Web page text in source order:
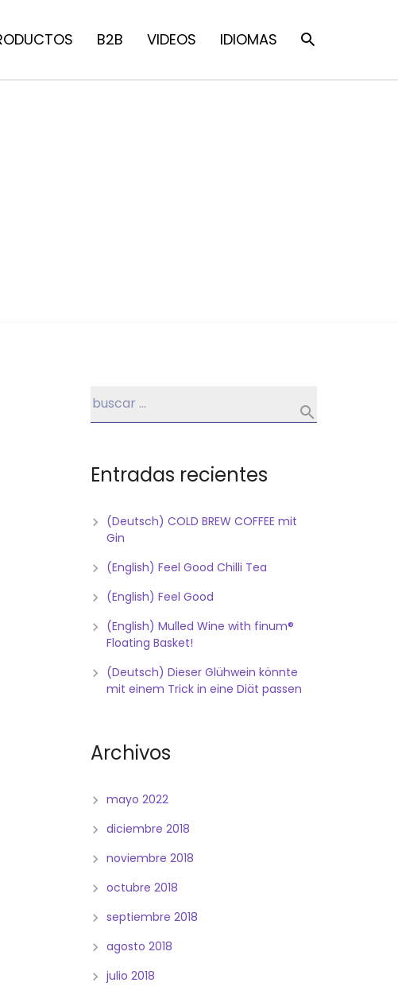
B2B VIDEOS IDIOMAS
Entradas recientes
(Deutsch) COLD BREW COFFEE mit
Gin
(English) Feel Good Chilli Tea
(English) Feel Good
(English) Mulled Wine with finum®
Floating Basket!
(Deutsch) Dieser Glühwein könnte
mit einem Trick in eine Diät passen
Archivos
mayo 2022
diciembre 2018
noviembre 2018
octubre 2018
septiembre 2018
agosto 2018
julio 2018